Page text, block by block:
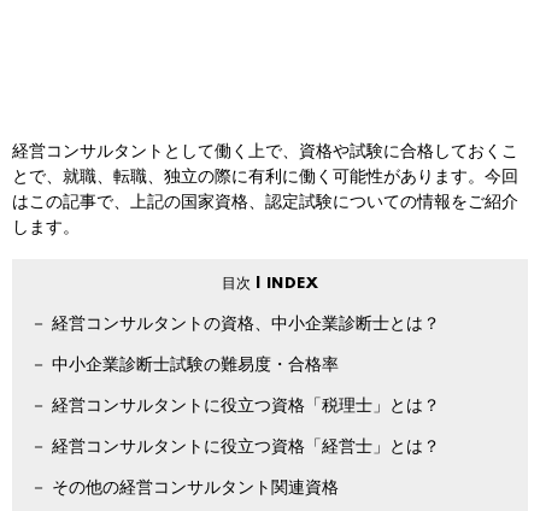
経営コンサルタントとして働く上で、資格や試験に合格しておくこ
とで、就職、転職、独立の際に有利に働く可能性があります。今回
はこの記事で、上記の国家資格、認定試験についての情報をご紹介
します。
経営コンサルタントの資格、中小企業診断士とは？
中小企業診断士試験の難易度・合格率
経営コンサルタントに役立つ資格「税理士」とは？
経営コンサルタントに役立つ資格「経営士」とは？
その他の経営コンサルタント関連資格